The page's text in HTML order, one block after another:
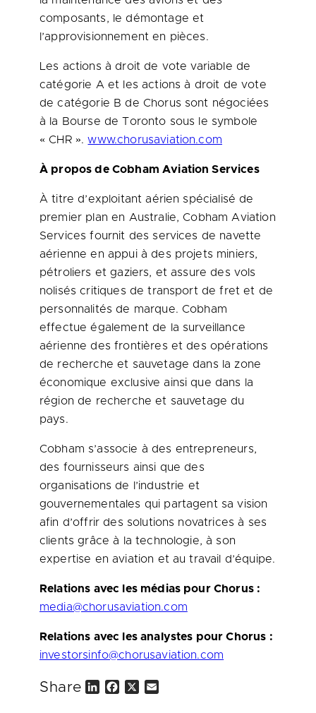
composants, le démontage et
l’approvisionnement en pièces.
Les actions à droit de vote variable de
catégorie A et les actions à droit de vote
de catégorie B de Chorus sont négociées
à la Bourse de Toronto sous le symbole
« CHR ».www.chorusaviation.com
À propos de Cobham Aviation Services
À titre d’exploitant aérien spécialisé de
premier plan en Australie, Cobham Aviation
Services fournit des services de navette
aérienne en appui à des projets miniers,
pétroliers et gaziers, et assure des vols
nolisés critiques de transport de fret et de
personnalités de marque. Cobham
effectue également de la surveillance
aérienne des frontières et des opérations
de recherche et sauvetage dans la zone
économique exclusive ainsi que dans la
région de recherche et sauvetage du
pays.
Cobham s’associe à des entrepreneurs,
des fournisseurs ainsi que des
organisations de l’industrie et
gouvernementales qui partagent sa vision
afin d’offrir des solutions novatrices à ses
clients grâce à la technologie, à son
expertise en aviation et au travail d’équipe.
Relations avec les médias pour Chorus :
media@chorusaviation.com
Relations avec les analystes pour Chorus :
investorsinfo@chorusaviation.com
Share